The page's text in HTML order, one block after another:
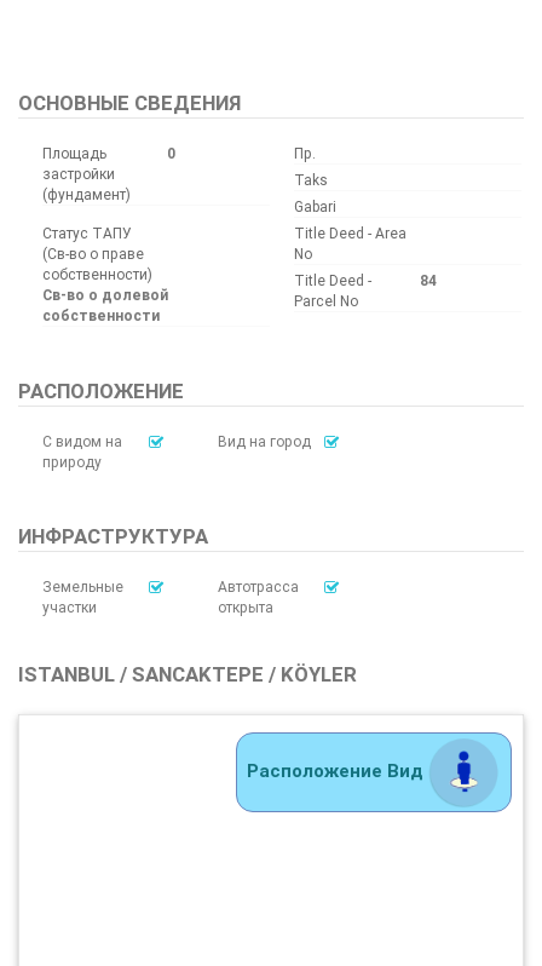
ОСНОВНЫЕ СВЕДЕНИЯ
Площадь
застройки
(фундамент)
0
Пр.
Taks
Gabari
Статус ТАПУ
(Св-во о праве
собственности)
Св-во о долевой
собственности
Title Deed - Area
No
Title Deed -
Parcel No
84
РАСПОЛОЖЕНИЕ
С видом на
природу
Вид на город
ИНФРАСТРУКТУРА
Земельные
участки
Автотрасса
открыта
ISTANBUL / SANCAKTEPE / KÖYLER
Расположение Вид